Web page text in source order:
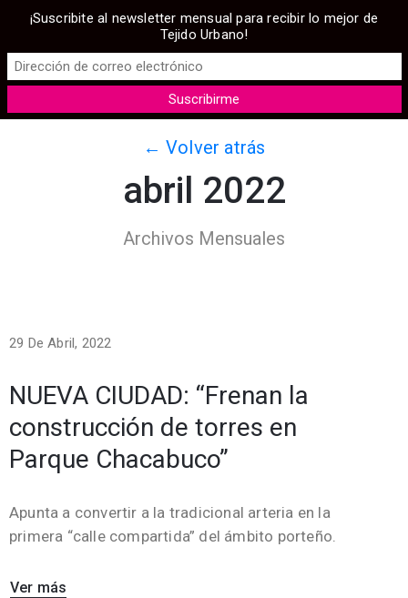
← Volver atrás
abril 2022
Archivos Mensuales
29 De Abril, 2022
NUEVA CIUDAD: “Frenan la
construcción de torres en
Parque Chacabuco”
Apunta a convertir a la tradicional arteria en la
primera “calle compartida” del ámbito porteño.
Ver más
¡Suscribite al newsletter mensual para recibir lo mejor de
Tejido Urbano!